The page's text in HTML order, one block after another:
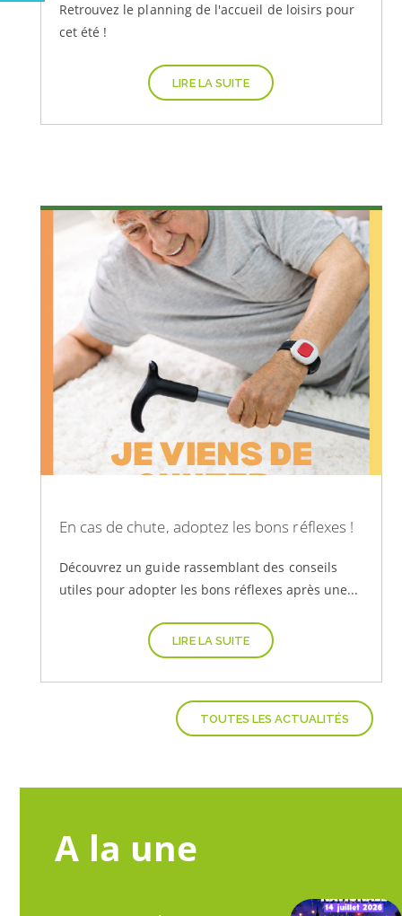
Retrouvez le planning de l'accueil de loisirs pour
cet été !
LIRE LA SUITE
En cas de chute, adoptez les bons réflexes !
Découvrez un guide rassemblant des conseils
utiles pour adopter les bons réflexes après une...
LIRE LA SUITE
TOUTES LES ACTUALITÉS
A la une